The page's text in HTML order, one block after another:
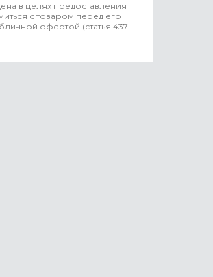
в целях предоставления
с товаром перед его
офертой (статья 437